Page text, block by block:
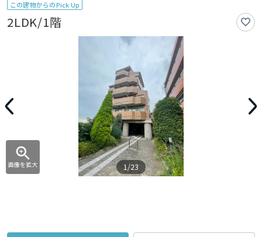
この建物からのPick Up
2LDK/1階
画像を拡大 1/23